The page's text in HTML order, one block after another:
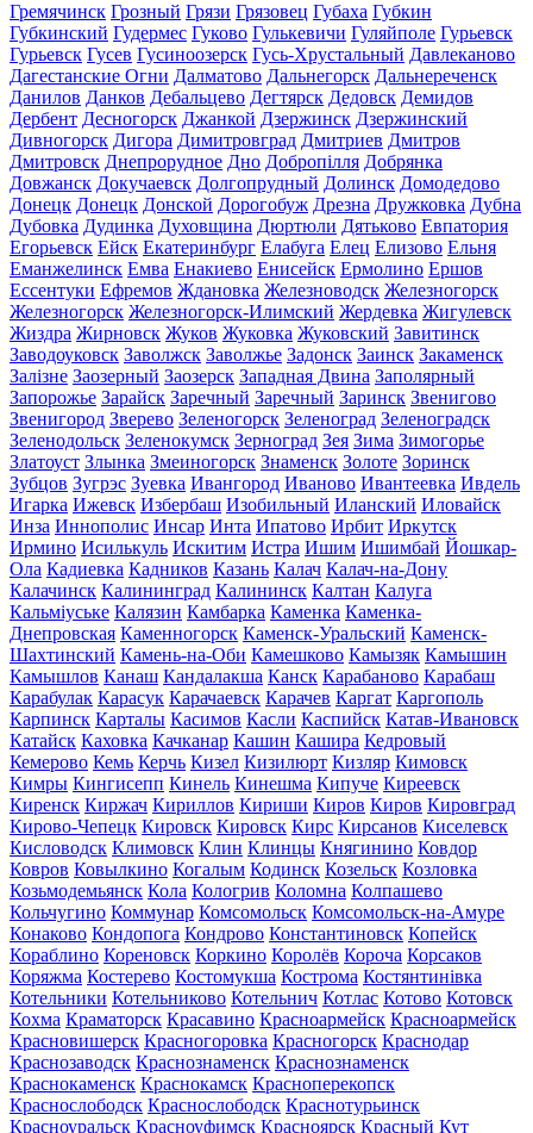
Гремячинск Грозный Грязи Грязовец Губаха Губкин
Губкинский Гудермес Гуково Гулькевичи Гуляйполе Гурьевск
Гурьевск Гусев Гусиноозерск Гусь-Хрустальный Давлеканово
Дагестанские Огни Далматово Дальнегорск Дальнереченск
Данилов Данков Дебальцево Дегтярск Дедовск Демидов
Дербент Десногорск Джанкой Дзержинск Дзержинский
Дивногорск Дигора Димитровград Дмитриев Дмитров
Дмитровск Днепрорудное Дно Добропілля Добрянка
Довжанск Докучаевск Долгопрудный Долинск Домодедово
Донецк Донецк Донской Дорогобуж Дрезна Дружковка Дубна
Дубовка Дудинка Духовщина Дюртюли Дятьково Евпатория
Егорьевск Ейск Екатеринбург Елабуга Елец Елизово Ельня
Еманжелинск Емва Енакиево Енисейск Ермолино Ершов
Ессентуки Ефремов Ждановка Железноводск Железногорск
Железногорск Железногорск-Илимский Жердевка Жигулевск
Жиздра Жирновск Жуков Жуковка Жуковский Завитинск
Заводоуковск Заволжск Заволжье Задонск Заинск Закаменск
Залізне Заозерный Заозерск Западная Двина Заполярный
Запорожье Зарайск Заречный Заречный Заринск Звенигово
Звенигород Зверево Зеленогорск Зеленоград Зеленоградск
Зеленодольск Зеленокумск Зерноград Зея Зима Зимогорье
Златоуст Злынка Змеиногорск Знаменск Золоте Зоринск
Зубцов Зугрэс Зуевка Ивангород Иваново Ивантеевка Ивдель
Игарка Ижевск Избербаш Изобильный Иланский Иловайск
Инза Иннополис Инсар Инта Ипатово Ирбит Иркутск
Ирмино Исилькуль Искитим Истра Ишим Ишимбай Йошкар-
Ола Кадиевка Кадников Казань Калач Калач-на-Дону
Калачинск Калининград Калининск Калтан Калуга
Кальміуське Калязин Камбарка Каменка Каменка-
Днепровская Каменногорск Каменск-Уральский Каменск-
Шахтинский Камень-на-Оби Камешково Камызяк Камышин
Камышлов Канаш Кандалакша Канск Карабаново Карабаш
Карабулак Карасук Карачаевск Карачев Каргат Каргополь
Карпинск Карталы Касимов Касли Каспийск Катав-Ивановск
Катайск Каховка Качканар Кашин Кашира Кедровый
Кемерово Кемь Керчь Кизел Кизилюрт Кизляр Кимовск
Кимры Кингисепп Кинель Кинешма Кипуче Киреевск
Киренск Киржач Кириллов Кириши Киров Киров Кировград
Кирово-Чепецк Кировск Кировск Кирс Кирсанов Киселевск
Кисловодск Климовск Клин Клинцы Княгинино Ковдор
Ковров Ковылкино Когалым Кодинск Козельск Козловка
Козьмодемьянск Кола Кологрив Коломна Колпашево
Кольчугино Коммунар Комсомольск Комсомольск-на-Амуре
Конаково Кондопога Кондрово Константиновск Копейск
Кораблино Кореновск Коркино Королёв Короча Корсаков
Коряжма Костерево Костомукша Кострома Костянтинівка
Котельники Котельниково Котельнич Котлас Котово Котовск
Кохма Краматорск Красавино Красноармейск Красноармейск
Красновишерск Красногоровка Красногорск Краснодар
Краснозаводск Краснознаменск Краснознаменск
Краснокаменск Краснокамск Красноперекопск
Краснослободск Краснослободск Краснотурьинск
Красноуральск Красноуфимск Красноярск Красный Кут